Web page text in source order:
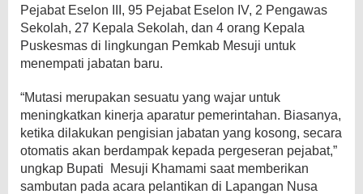
Pejabat Eselon III, 95 Pejabat Eselon IV, 2 Pengawas
Sekolah, 27 Kepala Sekolah, dan 4 orang Kepala
Puskesmas di lingkungan Pemkab Mesuji untuk
menempati jabatan baru.
“Mutasi merupakan sesuatu yang wajar untuk
meningkatkan kinerja aparatur pemerintahan. Biasanya,
ketika dilakukan pengisian jabatan yang kosong, secara
otomatis akan berdampak kepada pergeseran pejabat,”
ungkap Bupati Mesuji Khamami saat memberikan
sambutan pada acara pelantikan di Lapangan Nusa